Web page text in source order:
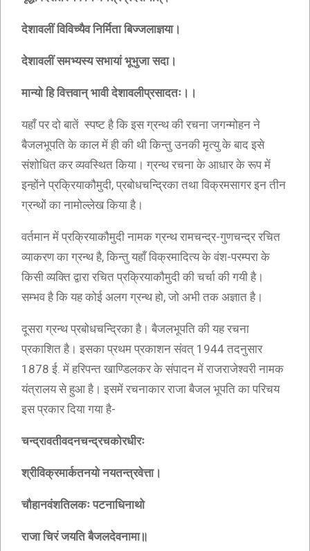
देशावलीं विविच्यैव निर्मिता बिज्जलाज्ञया।
देशावलीं समभ्यस्य सभायां भूभुजा सदा।
मान्यो हि वित्तवान् भावी देशावलीप्रसादतः।।
यहाँ पर दो बातें स्पष्ट है कि इस ग्रन्थ की रचना जगन्मोहन ने
बैजलभूपति के काल में ही की थी किन्तु उनकी मृत्यु के बाद इसे
संशोधित कर व्यवस्थित किया। ग्रन्थ रचना के आधार के रूप में
इन्होंने प्रक्रियाकौमुदी, प्रबोधचन्द्रिका तथा विक्रमसागर इन तीन
ग्रन्थों का नामोल्लेख किया है।
वर्तमान में प्रक्रियाकौमुदी नामक ग्रन्थ रामचन्द्र-गुणचन्द्र रचित
व्याकरण का ग्रन्थ है, किन्तु यहाँ विक्रमादित्य के वंश-परम्परा के
किसी व्यक्ति द्वारा रचित प्रक्रियाकौमुदी की चर्चा की गयी है।
सम्भव है कि यह कोई अलग ग्रन्थ हो, जो अभी तक अज्ञात है।
दूसरा ग्रन्थ प्रबोधचन्द्रिका है। बैजलभूपति की यह रचना
प्रकाशित है। इसका प्रथम प्रकाशन संवत् 1944 तदनुसार
1878 ई. में हरिपन्त खाण्डिलकर के संपादन में राजराजेश्वरी नामक
यंत्रालय से हुआ है। इसमें रचनाकार राजा बैजल भूपति का परिचय
इस प्रकार दिया गया है-
चन्द्रावतीवदनचन्द्रचकोरधीरः
श्रीविक्रमार्कतनयो नयतन्त्रवेत्ता।
चौहानवंशतिलकः पटनाधिनाथो
राजा चिरं जयति बैजलदेवनामा॥